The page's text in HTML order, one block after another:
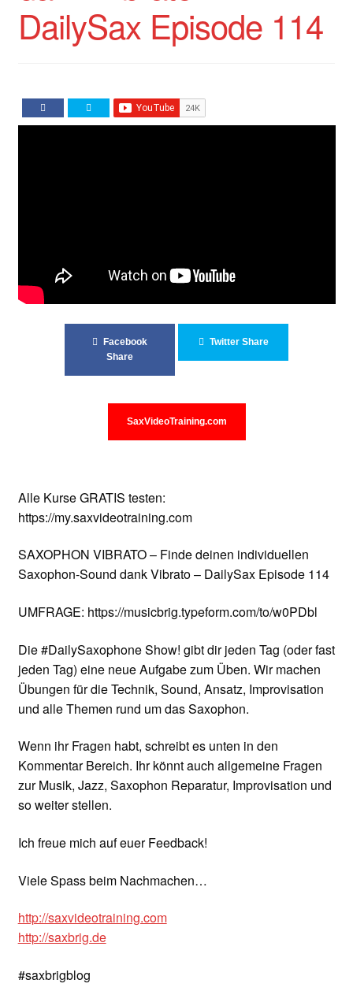
DailySax Episode 114
Facebook
Share
Twitter Share
SaxVideoTraining.com
Alle Kurse GRATIS testen:
https://my.saxvideotraining.com
SAXOPHON VIBRATO – Finde deinen individuellen
Saxophon-Sound dank Vibrato – DailySax Episode 114
UMFRAGE: https://musicbrig.typeform.com/to/w0PDbl
Die #DailySaxophone Show! gibt dir jeden Tag (oder fast
jeden Tag) eine neue Aufgabe zum Üben. Wir machen
Übungen für die Technik, Sound, Ansatz, Improvisation
und alle Themen rund um das Saxophon.
Wenn ihr Fragen habt, schreibt es unten in den
Kommentar Bereich. Ihr könnt auch allgemeine Fragen
zur Musik, Jazz, Saxophon Reparatur, Improvisation und
so weiter stellen.
Ich freue mich auf euer Feedback!
Viele Spass beim Nachmachen…
http://saxvideotraining.com
http://saxbrig.de
#saxbrigblog